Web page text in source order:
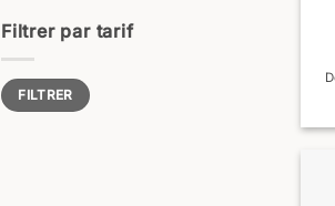
Filtrer par tarif
Prix
min
Prix
maxFILTRER